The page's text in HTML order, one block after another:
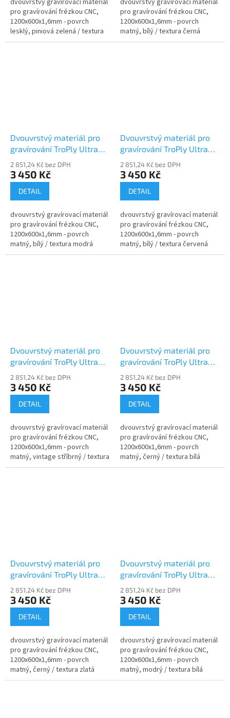
dvouvrstvý gravírovací materiál
pro gravírování frézkou CNC,
1200x600x1,6mm - povrch
lesklý, piniová zelená / textura
bílá
dvouvrstvý gravírovací materiál
pro gravírování frézkou CNC,
1200x600x1,6mm - povrch
matný, bílý / textura černá
Dvouvrstvý materiál pro
gravírování TroPly Ultra
PU205-206
2 851,24 Kč bez DPH
3 450 Kč
DETAIL
dvouvrstvý gravírovací materiál
pro gravírování frézkou CNC,
1200x600x1,6mm - povrch
matný, bílý / textura modrá
Dvouvrstvý materiál pro
gravírování TroPly Ultra
PU206-206
2 851,24 Kč bez DPH
3 450 Kč
DETAIL
dvouvrstvý gravírovací materiál
pro gravírování frézkou CNC,
1200x600x1,6mm - povrch
matný, bílý / textura červená
Dvouvrstvý materiál pro
gravírování TroPly Ultra
2 851,24 Kč bez DPH
3 450 Kč
DETAIL
dvouvrstvý gravírovací materiál
pro gravírování frézkou CNC,
1200x600x1,6mm - povrch
matný, vintage stříbrný / textura
černá
Dvouvrstvý materiál pro
gravírování TroPly Ultra
2 851,24 Kč bez DPH
3 450 Kč
DETAIL
dvouvrstvý gravírovací materiál
pro gravírování frézkou CNC,
1200x600x1,6mm - povrch
matný, černý / textura bílá
Dvouvrstvý materiál pro
gravírování TroPly Ultra
2 851,24 Kč bez DPH
3 450 Kč
DETAIL
dvouvrstvý gravírovací materiál
pro gravírování frézkou CNC,
1200x600x1,6mm - povrch
matný, černý / textura zlatá
Dvouvrstvý materiál pro
gravírování TroPly Ultra
2 851,24 Kč bez DPH
3 450 Kč
DETAIL
dvouvrstvý gravírovací materiál
pro gravírování frézkou CNC,
1200x600x1,6mm - povrch
matný, modrý / textura bílá